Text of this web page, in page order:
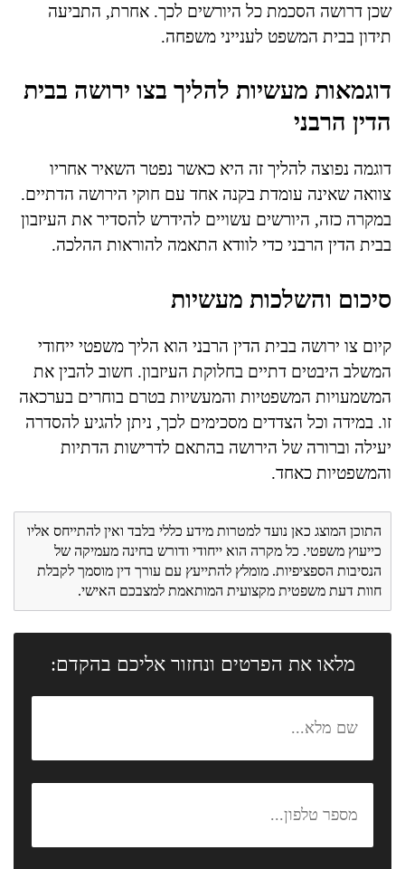
שכן דרושה הסכמת כל היורשים לכך. אחרת, התביעה
תידון בבית המשפט לענייני משפחה.
דוגמאות מעשיות להליך בצו ירושה בבית
הדין הרבני
דוגמה נפוצה להליך זה היא כאשר נפטר השאיר אחריו
צוואה שאינה עומדת בקנה אחד עם חוקי הירושה הדתיים.
במקרה כזה, היורשים עשויים להידרש להסדיר את העיזבון
בבית הדין הרבני כדי לוודא התאמה להוראות ההלכה.
סיכום והשלכות מעשיות
קיום צו ירושה בבית הדין הרבני הוא הליך משפטי ייחודי
המשלב היבטים דתיים בחלוקת העיזבון. חשוב להבין את
המשמעויות המשפטיות והמעשיות בטרם בוחרים בערכאה
זו. במידה וכל הצדדים מסכימים לכך, ניתן להגיע להסדרה
יעילה וברורה של הירושה בהתאם לדרישות הדתיות
והמשפטיות כאחד.
התוכן המוצג כאן נועד למטרות מידע כללי בלבד ואין להתייחס אליו
כייעוץ משפטי. כל מקרה הוא ייחודי ודורש בחינה מעמיקה של
הנסיבות הספציפיות. מומלץ להתייעץ עם עורך דין מוסמך לקבלת
חוות דעת משפטית מקצועית המותאמת למצבכם האישי.
מלאו את הפרטים ונחזור אליכם בהקדם: